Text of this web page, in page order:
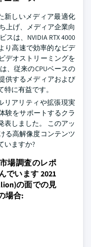
新しいメディア最適化
上げ、メディア企業向
は、NVIDIA RTX 4000
り高速で効率的なビデ
デオストリーミングを
、従来のCPUベースの
供するメディアおよび
に有益です。
リアリティや拡張現実
験をサポートするクラ
表しました。 このアッ
る高解像度コンテンツ
いますか?
場調査のレポ
でいます 2021
の面での見
場合: